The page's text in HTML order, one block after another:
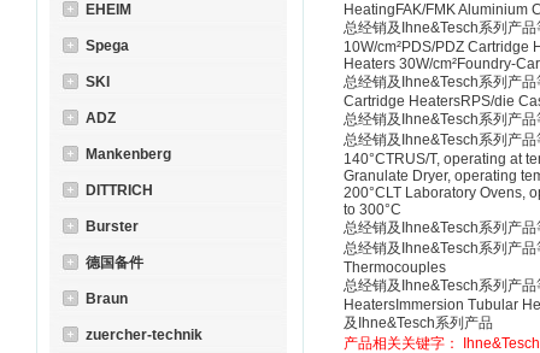
EHEIM
Spega
SKI
ADZ
Mankenberg
DITTRICH
Burster
德国备件
Braun
zuercher-technik
HeatingFAK/FMK Aluminium
总经销及Ihne&Tesch系列产
10W/cm²PDS/PDZ Cartridge
Heaters 30W/cm²Foundry-
总经销及Ihne&Tesch系列产
Cartridge HeatersRPS/die
总经销及Ihne&Tesch系列产
总经销及Ihne&Tesch系列产
140°CTRUS/T, operating at
Granulate Dryer, operating
200°CLT Laboratory Ovens,
to 300°C
总经销及Ihne&Tesch系列产
总经销及Ihne&Tesch系列产
Thermocouples
总经销及Ihne&Tesch系列产
HeatersImmersion Tubular
及Ihne&Tesch系列产品
产品相关关键字：
Ihne&Tesch